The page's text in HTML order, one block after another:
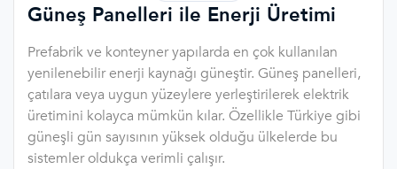
Güneş Panelleri ile Enerji Üretimi
Prefabrik ve konteyner yapılarda en çok kullanılan
yenilenebilir enerji kaynağı güneştir. Güneş panelleri,
çatılara veya uygun yüzeylere yerleştirilerek elektrik
üretimini kolayca mümkün kılar. Özellikle Türkiye gibi
güneşli gün sayısının yüksek olduğu ülkelerde bu
sistemler oldukça verimli çalışır.